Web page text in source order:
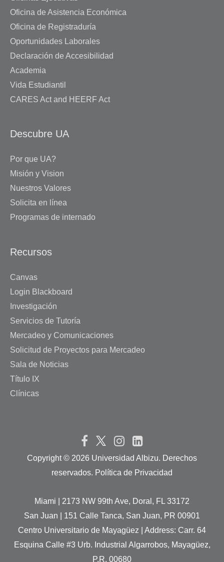
Oficina de Asistencia Económica
Oficina de Registraduría
Oportunidades Laborales
Declaración de Accesibilidad
Academia
Vida Estudiantil
CARES Act and HEERF Act
Descubre UA
Por que UA?
Misión y Vision
Nuestros Valores
Solicita en línea
Programas de internado
Recursos
Canvas
Login Blackboard
Investigación
Servicios de Tutoría
Mercadeo y Comunicaciones
Solicitud de Proyectos para Mercadeo
Sala de Noticias
Título IX
Clínicas
Copyright © 2026 Universidad Albizu. Derechos
reservados. Política de Privacidad
Miami | 2173 NW 99th Ave, Doral, FL 33172
San Juan | 151 Calle Tanca, San Juan, PR 00901
Centro Universitario de Mayagüez | Address: Carr. 64
Esquina Calle #3 Urb. Industrial Algarrobos, Mayagüez,
P.R. 00680